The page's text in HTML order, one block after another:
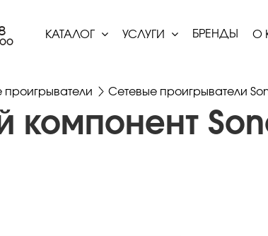
КАТАЛОГ УСЛУГИ БРЕНДЫ О
проигрыватели Сетевые проигрыватели
компонент